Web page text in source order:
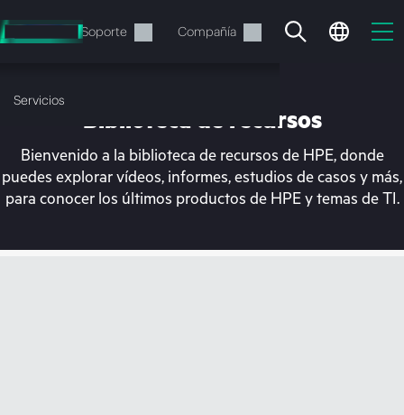
al
contenido
Soporte Compañía
Servicios
En estos momentos, tu
Biblioteca de recursos
Bienvenido a la biblioteca de recursos de HPE, donde
puedes explorar vídeos, informes, estudios de casos y más,
para conocer los últimos productos de HPE y temas de TI.